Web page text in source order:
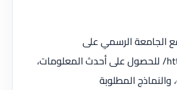
الجامعة الرسمي على
https://tulane.edu/ للحصول على أحدث المعلومات،
والنماذج المطلوبة